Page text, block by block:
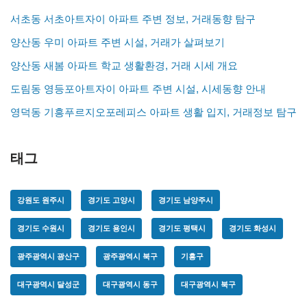
서초동 서초아트자이 아파트 주변 정보, 거래동향 탐구
양산동 우미 아파트 주변 시설, 거래가 살펴보기
양산동 새봄 아파트 학교 생활환경, 거래 시세 개요
도림동 영등포아트자이 아파트 주변 시설, 시세동향 안내
영덕동 기흥푸르지오포레피스 아파트 생활 입지, 거래정보 탐구
태그
강원도 원주시 경기도 고양시 경기도 남양주시
경기도 수원시 경기도 용인시 경기도 평택시 경기도 화성시
광주광역시 광산구 광주광역시 북구 기흥구
대구광역시 달성군 대구광역시 동구 대구광역시 북구